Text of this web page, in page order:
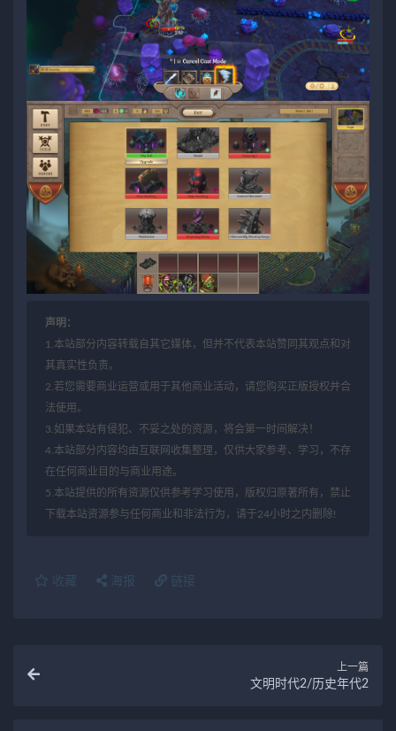
声明：
1.本站部分内容转载自其它媒体，但并不代表本站赞同其观点和对
其真实性负责。
2.若您需要商业运营或用于其他商业活动，请您购买正版授权并合
法使用。
3.如果本站有侵犯、不妥之处的资源，将会第一时间解决！
4.本站部分内容均由互联网收集整理，仅供大家参考、学习，不存
在任何商业目的与商业用途。
5.本站提供的所有资源仅供参考学习使用，版权归原著所有，禁止
下载本站资源参与任何商业和非法行为，请于24小时之内删除!
收藏 海报 链接
上一篇
文明时代2/历史年代2